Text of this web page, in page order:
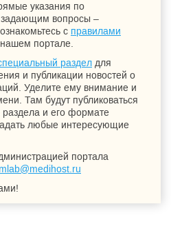
указания по
вопросы –
с правилами
нашем портале.
раздел для
и публикации новостей о
Уделите ему внимание и
Там будут публиковаться
раздела и его формате
любые интересующие
портала
mlab@medihost.ru